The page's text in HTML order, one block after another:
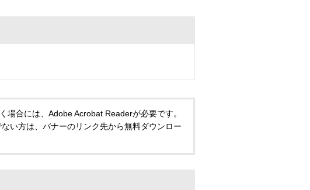
場合には、Adobe Acrobat Readerが必要です。
い方は、バナーのリンク先から無料ダウンロー